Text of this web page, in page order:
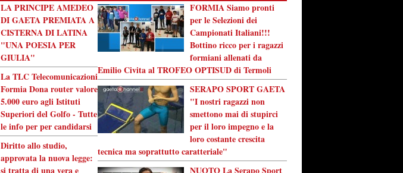
LA PRINCIPE AMEDEO
DI GAETA PREMIATA A
CISTERNA DI LATINA
"UNA POESIA PER
GIULIA"
La TLC Telecomunicazioni
Formia Dona router valore
5.000 euro agli Istituti
Superiori del Golfo - Tutte
le info per per candidarsi
Diritto allo studio,
approvata la nuova legge:
si tratta di una vera e
FORMIA Siamo pronti
per le Selezioni dei
Campionati Italiani!!!
Bottino ricco per i ragazzi
formiani allenati da
Emilio Civita al TROFEO OPTISUD di Termoli
SERAPO SPORT GAETA
"I nostri ragazzi non
smettono mai di stupirci
per il loro impegno e la
loro costante crescita
tecnica ma soprattutto caratteriale"
NUOTO La Serapo Sport